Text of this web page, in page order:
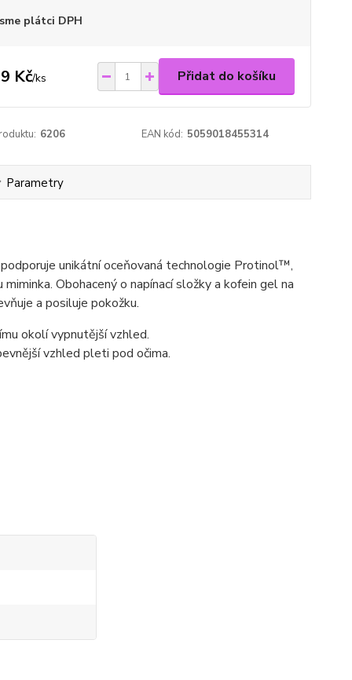
plátci DPH
Kč/ks Přidat do košíku
6206 EAN kód: 5059018455314
Parametry
unikátní oceňovaná technologie Protinol™,
Obohacený o napínací složky a kofein gel na
a posiluje pokožku.
okolí vypnutější vzhled.
vzhled pleti pod očima.